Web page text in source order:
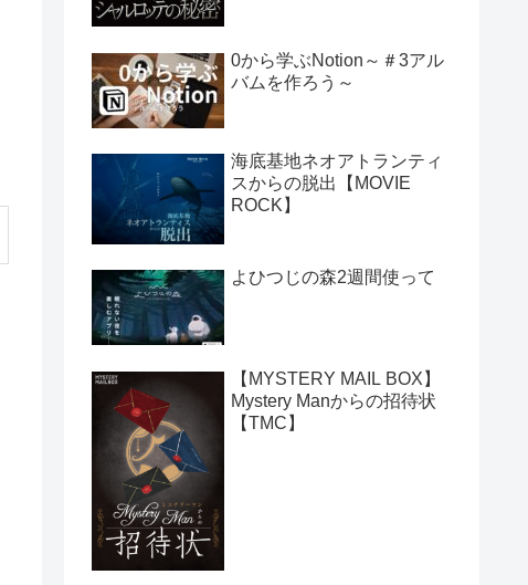
0から学ぶNotion～＃3アル
バムを作ろう～
海底基地ネオアトランティ
スからの脱出【MOVIE
ROCK】
よひつじの森2週間使って
【MYSTERY MAIL BOX】
Mystery Manからの招待状
【TMC】